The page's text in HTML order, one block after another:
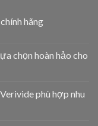
hãng
chọn hoàn hảo cho
phù hợp nhu